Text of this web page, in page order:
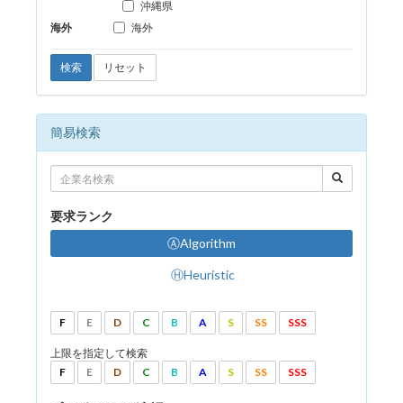
沖縄県
海外
海外
検索 リセット
簡易検索
要求ランク
ⒶAlgorithm
ⒽHeuristic
F E D C B A S SS SSS
上限を指定して検索
F
E D C B A S SS SSS